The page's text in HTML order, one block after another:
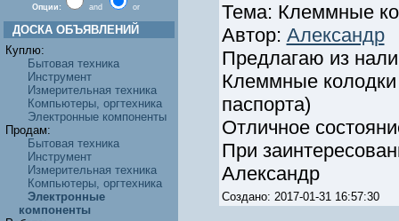
Опции: and or
ДОСКА ОБЪЯВЛЕНИЙ
Куплю:
Бытовая техника
Инструмент
Измерительная техника
Компьютеры, оргтехника
Электронные компоненты
Продам:
Бытовая техника
Инструмент
Измерительная техника
Компьютеры, оргтехника
Электронные
компоненты
Тема: Клеммные
Автор: Александр
Предлагаю из
Клеммные колодки
паспорта)
Отличное
При
Александр
Создано: 2017-01-31 16:57:30